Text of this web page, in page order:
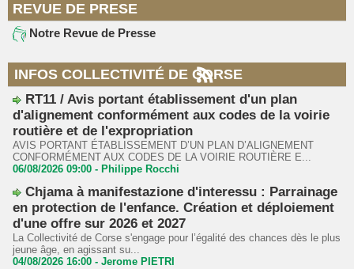
REVUE DE PRESE
Notre Revue de Presse
INFOS COLLECTIVITÉ DE CORSE
RT11 / Avis portant établissement d'un plan
d'alignement conformément aux codes de la voirie
routière et de l'expropriation
AVIS PORTANT ÉTABLISSEMENT D’UN PLAN D’ALIGNEMENT
CONFORMÉMENT AUX CODES DE LA VOIRIE ROUTIÈRE E...
06/08/2026 09:00 - Philippe Rocchi
Chjama à manifestazione d'interessu : Parrainage
en protection de l'enfance. Création et déploiement
d'une offre sur 2026 et 2027
La Collectivité de Corse s'engage pour l’égalité des chances dès le plus
jeune âge, en agissant su...
04/08/2026 16:00 - Jerome PIETRI